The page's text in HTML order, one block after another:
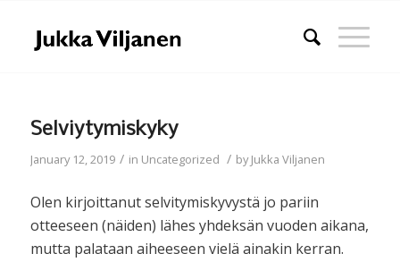
Selviytymiskyky
January 12, 2019 / in Uncategorized / byJukka Viljanen
Olen kirjoittanut selvitymiskyvystä jo pariin
otteeseen (näiden) lähes yhdeksän vuoden aikana,
mutta palataan aiheeseen vielä ainakin kerran.